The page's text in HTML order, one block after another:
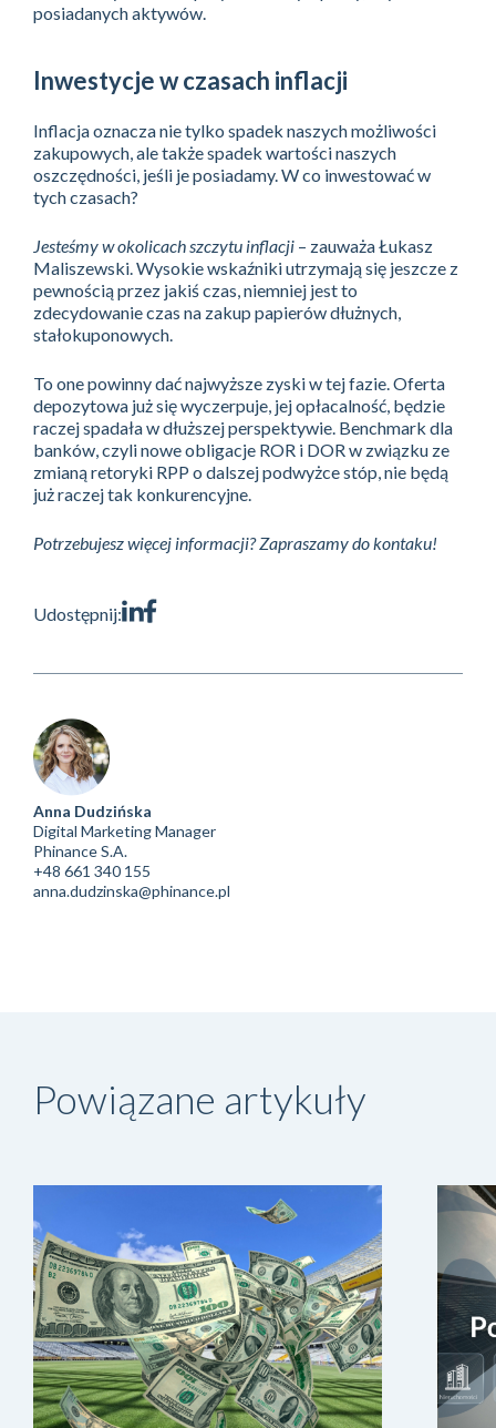
posiadanych aktywów.
Inwestycje w czasach inflacji
Inflacja oznacza nie tylko spadek naszych możliwości
zakupowych, ale także spadek wartości naszych
oszczędności, jeśli je posiadamy. W co inwestować w
tych czasach?
Jesteśmy w okolicach szczytu inflacji – zauważa Łukasz
Maliszewski. Wysokie wskaźniki utrzymają się jeszcze z
pewnością przez jakiś czas, niemniej jest to
zdecydowanie czas na zakup papierów dłużnych,
stałokuponowych.
To one powinny dać najwyższe zyski w tej fazie. Oferta
depozytowa już się wyczerpuje, jej opłacalność, będzie
raczej spadała w dłuższej perspektywie. Benchmark dla
banków, czyli nowe obligacje ROR i DOR w związku ze
zmianą retoryki RPP o dalszej podwyżce stóp, nie będą
już raczej tak konkurencyjne.
Potrzebujesz więcej informacji? Zapraszamy do kontaku!
Udostępnij:
Anna Dudzińska
Digital Marketing Manager
Phinance S.A.
+48 661 340 155
anna.dudzinska@phinance.pl
Powiązane artykuły